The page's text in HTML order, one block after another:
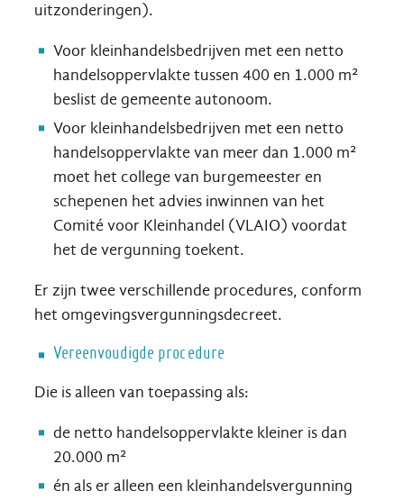
uitzonderingen).
Voor kleinhandelsbedrijven met een netto
handelsoppervlakte tussen 400 en 1.000 m²
beslist de gemeente autonoom.
Voor kleinhandelsbedrijven met een netto
handelsoppervlakte van meer dan 1.000 m²
moet het college van burgemeester en
schepenen het advies inwinnen van het
Comité voor Kleinhandel (VLAIO) voordat
het de vergunning toekent.
Er zijn twee verschillende procedures, conform
het omgevingsvergunningsdecreet.
Vereenvoudigde procedure
Die is alleen van toepassing als:
de netto handelsoppervlakte kleiner is dan
20.000 m²
én als er alleen een kleinhandelsvergunning